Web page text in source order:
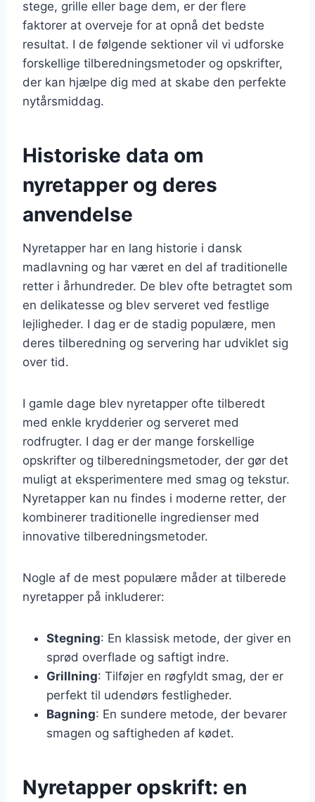
stege, grille eller bage dem, er der flere
faktorer at overveje for at opnå det bedste
resultat. I de følgende sektioner vil vi udforske
forskellige tilberedningsmetoder og opskrifter,
der kan hjælpe dig med at skabe den perfekte
nytårsmiddag.
Historiske data om
nyretapper og deres
anvendelse
Nyretapper har en lang historie i dansk
madlavning og har været en del af traditionelle
retter i århundreder. De blev ofte betragtet som
en delikatesse og blev serveret ved festlige
lejligheder. I dag er de stadig populære, men
deres tilberedning og servering har udviklet sig
over tid.
I gamle dage blev nyretapper ofte tilberedt
med enkle krydderier og serveret med
rodfrugter. I dag er der mange forskellige
opskrifter og tilberedningsmetoder, der gør det
muligt at eksperimentere med smag og tekstur.
Nyretapper kan nu findes i moderne retter, der
kombinerer traditionelle ingredienser med
innovative tilberedningsmetoder.
Nogle af de mest populære måder at tilberede
nyretapper på inkluderer:
Stegning: En klassisk metode, der giver en
sprød overflade og saftigt indre.
Grillning: Tilføjer en røgfyldt smag, der er
perfekt til udendørs festligheder.
Bagning: En sundere metode, der bevarer
smagen og saftigheden af kødet.
Nyretapper opskrift: en